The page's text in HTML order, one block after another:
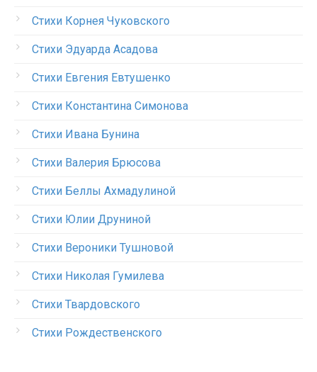
Стихи Корнея Чуковского
Стихи Эдуарда Асадова
Стихи Евгения Евтушенко
Стихи Константина Симонова
Стихи Ивана Бунина
Стихи Валерия Брюсова
Стихи Беллы Ахмадулиной
Стихи Юлии Друниной
Стихи Вероники Тушновой
Стихи Николая Гумилева
Стихи Твардовского
Стихи Рождественского